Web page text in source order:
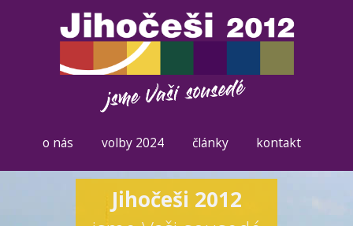
o nás volby 2024 články kontakt
Jihočeši 2012